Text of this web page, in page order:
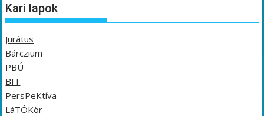
Kari lapok
Jurátus
Bárczium
PBÚ
BIT
PersPeKtíva
LáTÓKör